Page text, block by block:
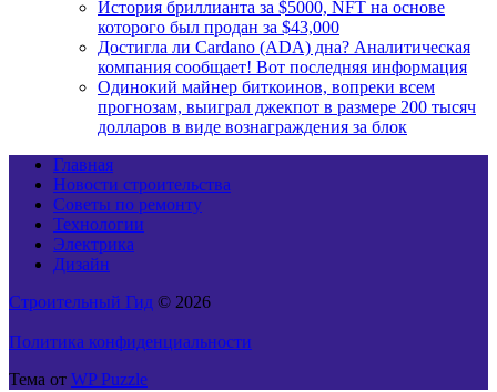
История бриллианта за $5000, NFT на основе
которого был продан за $43,000
Достигла ли Cardano (ADA) дна? Аналитическая
компания сообщает! Вот последняя информация
Одинокий майнер биткоинов, вопреки всем
прогнозам, выиграл джекпот в размере 200 тысяч
долларов в виде вознаграждения за блок
Главная
Новости строительства
Советы по ремонту
Технологии
Электрика
Дизайн
Строительный Гид © 2026
Политика конфиденциальности
Тема от WP Puzzle